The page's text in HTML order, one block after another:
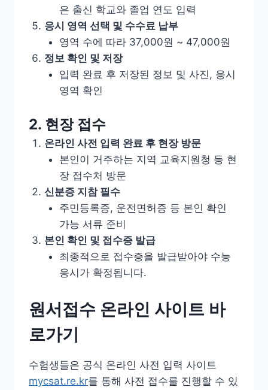
은 출신 학교와 졸업 연도 입력
응시 영역 선택 및 수수료 납부
영역 수에 따라 37,000원 ~ 47,000원
정보 확인 및 저장
입력 완료 후 저장된 정보 및 사진, 응시
영역 확인
2. 현장 접수
온라인 사전 입력 완료 후 현장 방문
본인이 거주하는 지역 교육지원청 등 현
장 접수처 방문
신분증 지참 필수
주민등록증, 운전면허증 등 본인 확인
가능 서류 준비
본인 확인 및 접수증 발급
최종적으로 접수증을 발급받아야 수능
응시가 확정됩니다.
원서접수 온라인 사이트 바
로가기
수험생들은 공식 온라인 사전 입력 사이트
mycsat.re.kr를 통해 사전 접수를 진행할 수 있